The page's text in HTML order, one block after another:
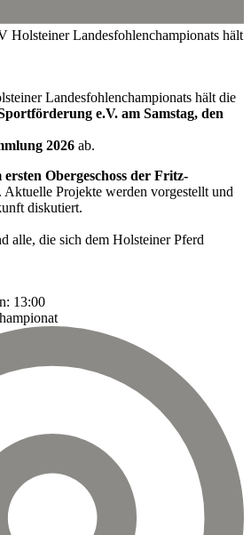
Holsteiner Landesfohlenchampionats hält
Landesfohlenchampionats hält die
e.V. am Samstag, den
2026 ab.
Obergeschoss der Fritz-
Aktuelle Projekte werden vorgestellt und
diskutiert.
alle, die sich dem Holsteiner Pferd
13:00